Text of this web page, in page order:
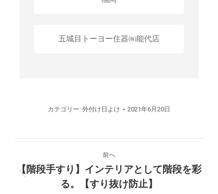
五城目トーヨー住器㈱能代店
カテゴリー: 外付け日よけ 2021年6月20日
ロ
前へ
の
【階段手すり】インテリアとして階段を彩
る。【すり抜け防止】